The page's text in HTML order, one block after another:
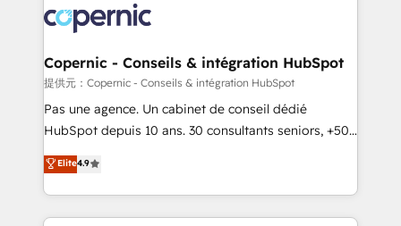
lasts. So if you're ready to become the most trusted
voice in your market, let’s talk.
worldwide, and with over 15 years in the ecosystem,
Huble has built a track record that speaks for itself.
One company, one operating model, delivering
across offices and consulting teams in the UK, USA,
Canada, Germany, France, Belgium, Singapore, and
South Africa. Certified compliant with ISO/IEC
international offices and 175+ employees.
Copernic - Conseils & intégration HubSpot
提供元：Copernic - Conseils & intégration HubSpot
Pas une agence. Un cabinet de conseil dédié
HubSpot depuis 10 ans. 30 consultants seniors, +500
clients, un ROI mesurable. Notre mission : faire de
HubSpot un vrai levier de performance pour votre
organisation. Cela passe par la compréhension de
vos processus, la fiabilisation de vos données et
Elite4.9